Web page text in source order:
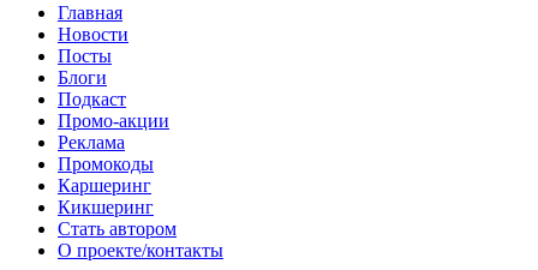
Главная
Новости
Посты
Блоги
Подкаст
Промо-акции
Реклама
Промокоды
Каршеринг
Кикшеринг
Стать автором
О проекте/контакты